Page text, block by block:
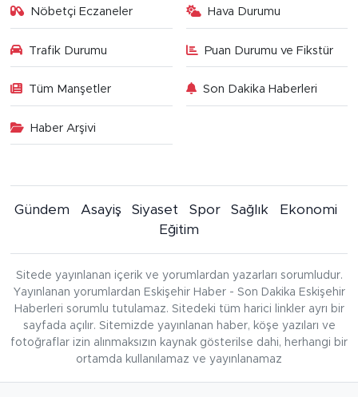
Nöbetçi Eczaneler Hava Durumu
Trafik Durumu Puan Durumu ve Fikstür
Tüm Manşetler Son Dakika Haberleri
Haber Arşivi
Gündem Asayiş Siyaset Spor Sağlık
Ekonomi
Eğitim
Sitede yayınlanan içerik ve yorumlardan yazarları sorumludur.
Yayınlanan yorumlardan Eskişehir Haber - Son Dakika Eskişehir
Haberleri sorumlu tutulamaz. Sitedeki tüm harici linkler ayrı bir
sayfada açılır. Sitemizde yayınlanan haber, köşe yazıları ve
fotoğraflar izin alınmaksızın kaynak gösterilse dahi, herhangi bir
ortamda kullanılamaz ve yayınlanamaz